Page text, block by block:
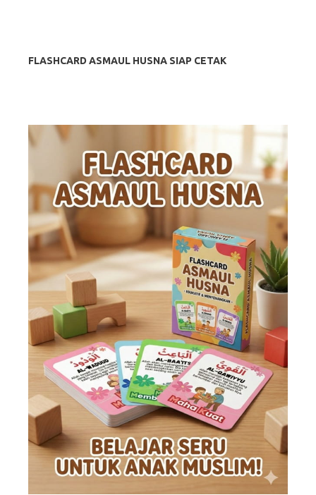
FLASHCARD ASMAUL HUSNA SIAP CETAK